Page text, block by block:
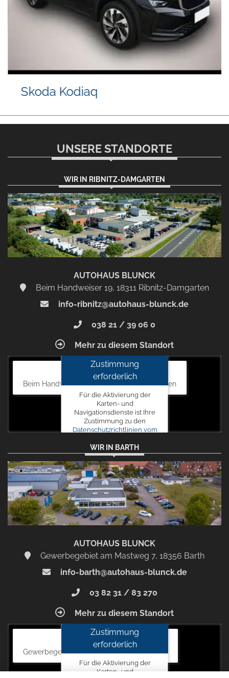
Skoda Kodiaq
UNSERE STANDORTE
WIR IN RIBNITZ-DAMGARTEN
AUTOHAUS BLUNCK
Beim Handweiser 19, 18311 Ribnitz-Damgarten
info-ribnitz@autohaus-blunck.de
038 21 / 39 06 0
Mehr zu diesem Standort
Autohaus Blunck
Beim Handweiser 19, 18311 Ribnitz-Damgarten
Zustimmung
erforderlich
Für die Aktivierung der
Karten- und
Navigationsdienste ist Ihre
Zustimmung zu den
Datenschutzrichtlinien vom
erforderlich.
Zustimmen
und
aktivieren
WIR IN BARTH
AUTOHAUS BLUNCK
Gewerbegebiet am Mastweg 7, 18356 Barth
info-barth@autohaus-blunck.de
03 82 31 / 83 270
Mehr zu diesem Standort
Autohaus Blunck
Gewerbegebiet am Mastweg 7, 18356 Barth
Zustimmung
erforderlich
Für die Aktivierung der
Karten- und